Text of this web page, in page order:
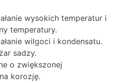
wysokich temperatur i
temperatury.
wilgoci i kondensatu.
sadzy.
o zwiększonej
korozję.